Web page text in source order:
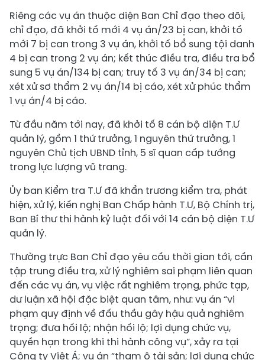
Riêng các vụ án thuộc diện Ban Chỉ đạo theo dõi,
chỉ đạo, đã khởi tố mới 4 vụ án/23 bị can, khởi tố
mới 7 bị can trong 3 vụ án, khởi tố bổ sung tội danh
4 bị can trong 2 vụ án; kết thúc điều tra, điều tra bổ
sung 5 vụ án/134 bị can; truy tố 3 vụ án/34 bị can;
xét xử sơ thẩm 2 vụ án/14 bị cáo, xét xử phúc thẩm
1 vụ án/4 bị cáo.
Từ đầu năm tới nay, đã khởi tố 8 cán bộ diện T.Ư
quản lý, gồm 1 thứ trưởng, 1 nguyên thứ trưởng, 1
nguyên Chủ tịch UBND tỉnh, 5 sĩ quan cấp tướng
trong lực lượng vũ trang.
Ủy ban Kiểm tra T.Ư đã khẩn trương kiểm tra, phát
hiện, xử lý, kiến nghị Ban Chấp hành T.Ư, Bộ Chính trị,
Ban Bí thư thi hành kỷ luật đối với 14 cán bộ diện T.Ư
quản lý.
Thường trực Ban Chỉ đạo yêu cầu thời gian tới, cần
tập trung điều tra, xử lý nghiêm sai phạm liên quan
đến các vụ án, vụ việc rất nghiêm trọng, phức tạp,
dư luận xã hội đặc biệt quan tâm, như: vụ án “vi
phạm quy định về đấu thầu gây hậu quả nghiêm
trọng; đưa hối lộ; nhận hối lộ; lợi dụng chức vụ,
quyền hạn trong khi thi hành công vụ”, xảy ra tại
Công ty Việt Á; vụ án “tham ô tài sản; lợi dụng chức